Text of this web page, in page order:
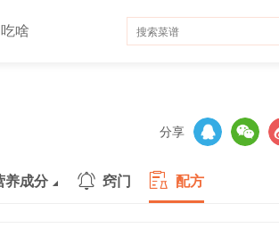
吃啥
分享
养成分 窍门 配方